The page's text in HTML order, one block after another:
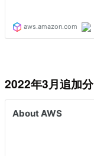
2022年3月追加分